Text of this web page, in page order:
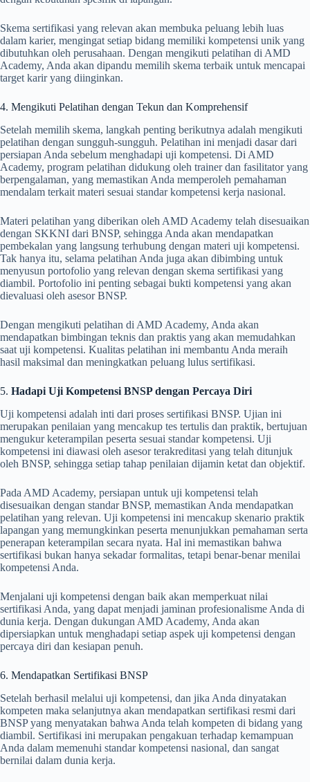
Skema sertifikasi yang relevan akan membuka peluang lebih luas
dalam karier, mengingat setiap bidang memiliki kompetensi unik yang
dibutuhkan oleh perusahaan. Dengan mengikuti pelatihan di AMD
Academy, Anda akan dipandu memilih skema terbaik untuk mencapai
target karir yang diinginkan.
4. Mengikuti Pelatihan dengan Tekun dan Komprehensif
Setelah memilih skema, langkah penting berikutnya adalah mengikuti
pelatihan dengan sungguh-sungguh. Pelatihan ini menjadi dasar dari
persiapan Anda sebelum menghadapi uji kompetensi. Di AMD
Academy, program pelatihan didukung oleh trainer dan fasilitator yang
berpengalaman, yang memastikan Anda memperoleh pemahaman
mendalam terkait materi sesuai standar kompetensi kerja nasional.
Materi pelatihan yang diberikan oleh AMD Academy telah disesuaikan
dengan SKKNI dari BNSP, sehingga Anda akan mendapatkan
pembekalan yang langsung terhubung dengan materi uji kompetensi.
Tak hanya itu, selama pelatihan Anda juga akan dibimbing untuk
menyusun portofolio yang relevan dengan skema sertifikasi yang
diambil. Portofolio ini penting sebagai bukti kompetensi yang akan
dievaluasi oleh asesor BNSP.
Dengan mengikuti pelatihan di AMD Academy, Anda akan
mendapatkan bimbingan teknis dan praktis yang akan memudahkan
saat uji kompetensi. Kualitas pelatihan ini membantu Anda meraih
hasil maksimal dan meningkatkan peluang lulus sertifikasi.
5. Hadapi Uji Kompetensi BNSP dengan Percaya Diri
Uji kompetensi adalah inti dari proses sertifikasi BNSP. Ujian ini
merupakan penilaian yang mencakup tes tertulis dan praktik, bertujuan
mengukur keterampilan peserta sesuai standar kompetensi. Uji
kompetensi ini diawasi oleh asesor terakreditasi yang telah ditunjuk
oleh BNSP, sehingga setiap tahap penilaian dijamin ketat dan objektif.
Pada AMD Academy, persiapan untuk uji kompetensi telah
disesuaikan dengan standar BNSP, memastikan Anda mendapatkan
pelatihan yang relevan. Uji kompetensi ini mencakup skenario praktik
lapangan yang memungkinkan peserta menunjukkan pemahaman serta
penerapan keterampilan secara nyata. Hal ini memastikan bahwa
sertifikasi bukan hanya sekadar formalitas, tetapi benar-benar menilai
kompetensi Anda.
Menjalani uji kompetensi dengan baik akan memperkuat nilai
sertifikasi Anda, yang dapat menjadi jaminan profesionalisme Anda di
dunia kerja. Dengan dukungan AMD Academy, Anda akan
dipersiapkan untuk menghadapi setiap aspek uji kompetensi dengan
percaya diri dan kesiapan penuh.
6. Mendapatkan Sertifikasi BNSP
Setelah berhasil melalui uji kompetensi, dan jika Anda dinyatakan
kompeten maka selanjutnya akan mendapatkan sertifikasi resmi dari
BNSP yang menyatakan bahwa Anda telah kompeten di bidang yang
diambil. Sertifikasi ini merupakan pengakuan terhadap kemampuan
Anda dalam memenuhi standar kompetensi nasional, dan sangat
bernilai dalam dunia kerja.